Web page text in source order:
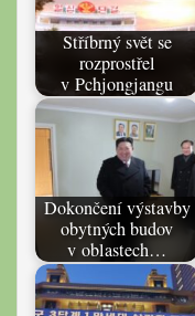
Stříbrný svět se
rozprostřel
v Pchjongjangu
Dokončení výstavby
obytných budov
v oblastech…